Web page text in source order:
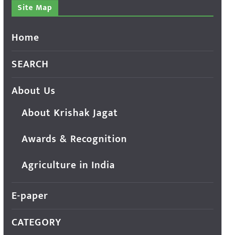
Site Map
Home
SEARCH
About Us
About Krishak Jagat
Awards & Recognition
Agriculture in India
E-paper
CATEGORY